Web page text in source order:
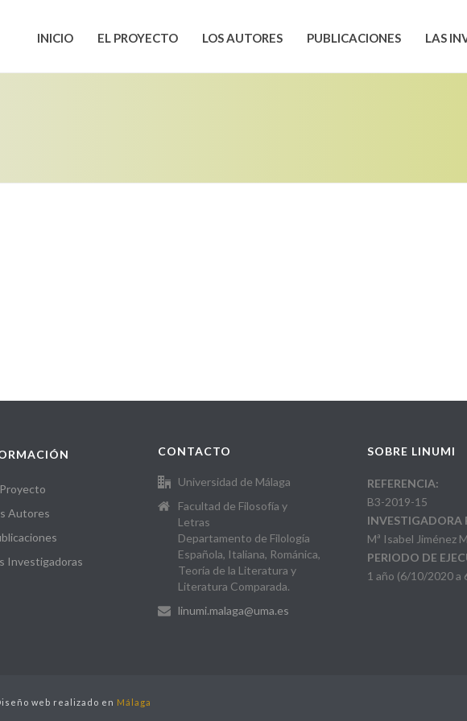
INICIO EL PROYECTO LOS AUTORES PUBLICACIONES LAS
Autores
Investigadoras
CONTACTO
Universidad de Málaga
Facultad de Filosofía y
Letras
Departamento de Filología
Española, Italiana, Románica,
Teoría de la Literatura y
Literatura Comparada.
linumi.malaga@uma.es
SOBRE LINUMI
REFERENCIA:
B3-2019-15
INVESTIGADORA
Mª Isabel Jiménez
PERIODO DE
1 año (6/10/2020 a
web realizado en Málaga